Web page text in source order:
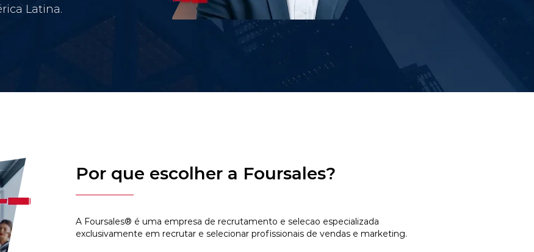
Latina.
Por que escolher a Foursales?
A Foursales® é uma empresa de recrutamento e selecao especializada
exclusivamente em recrutar e selecionar profissionais de vendas e marketing.